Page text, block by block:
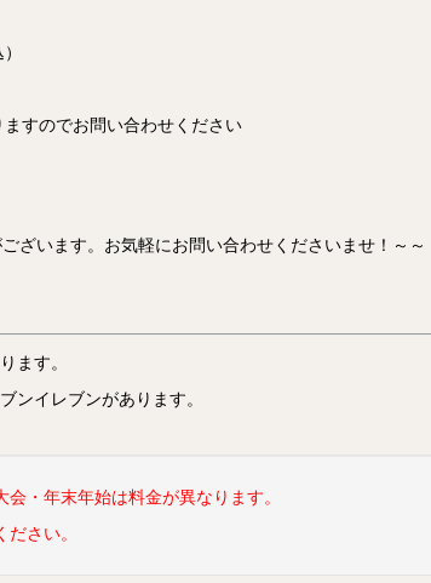
でお問い合わせください
ざいます。お気軽にお問い合わせくださいませ！～～
ます。
ンイレブンがあります。
・年末年始は料金が異なります。
さい。